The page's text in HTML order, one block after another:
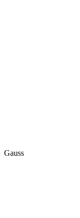
Gauss